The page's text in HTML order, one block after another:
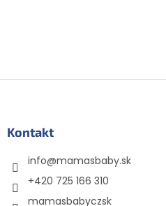
Kontakt
info@mamasbaby.sk
+420 725 166 310
mamasbabyczsk